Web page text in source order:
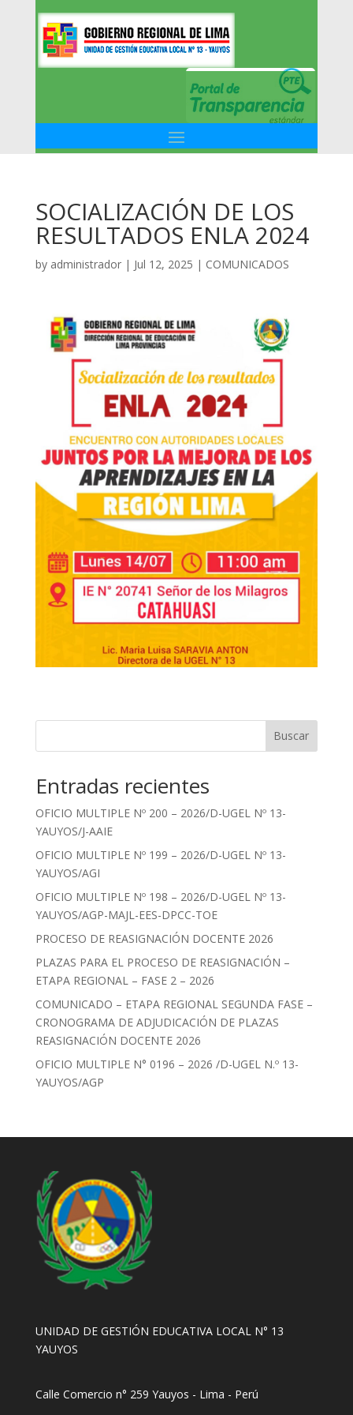
SOCIALIZACIÓN DE LOS
RESULTADOS ENLA 2024
by administrador| Jul 12, 2025 | COMUNICADOS
Buscar
Entradas recientes
OFICIO MULTIPLE Nº 200 – 2026/D-UGEL Nº 13-
YAUYOS/J-AAIE
OFICIO MULTIPLE Nº 199 – 2026/D-UGEL Nº 13-
YAUYOS/AGI
OFICIO MULTIPLE Nº 198 – 2026/D-UGEL Nº 13-
YAUYOS/AGP-MAJL-EES-DPCC-TOE
PROCESO DE REASIGNACIÓN DOCENTE 2026
PLAZAS PARA EL PROCESO DE REASIGNACIÓN –
ETAPA REGIONAL – FASE 2 – 2026
COMUNICADO – ETAPA REGIONAL SEGUNDA FASE –
CRONOGRAMA DE ADJUDICACIÓN DE PLAZAS
REASIGNACIÓN DOCENTE 2026
OFICIO MULTIPLE N° 0196 – 2026 /D-UGEL N.º 13-
YAUYOS/AGP
UNIDAD DE GESTIÓN EDUCATIVA LOCAL N° 13
YAUYOS
Calle Comercio n° 259 Yauyos - Lima - Perú